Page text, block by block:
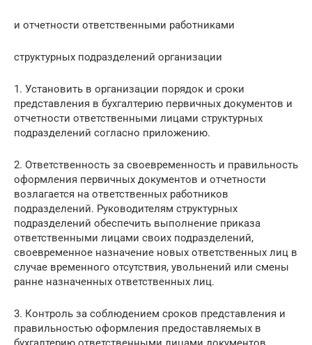
и отчетности ответственными работниками
структурных подразделений организации
1. Установить в организации порядок и сроки
представления в бухгалтерию первичных документов и
отчетности ответственными лицами структурных
подразделений согласно приложению.
2. Ответственность за своевременность и правильность
оформления первичных документов и отчетности
возлагается на ответственных работников
подразделений. Руководителям структурных
подразделений обеспечить выполнение приказа
ответственными лицами своих подразделений,
своевременное назначение новых ответственных лиц в
случае временного отсутствия, увольнений или смены
ранне назначенных ответственных лиц.
3. Контроль за соблюдением сроков представления и
правильностью оформления предоставляемых в